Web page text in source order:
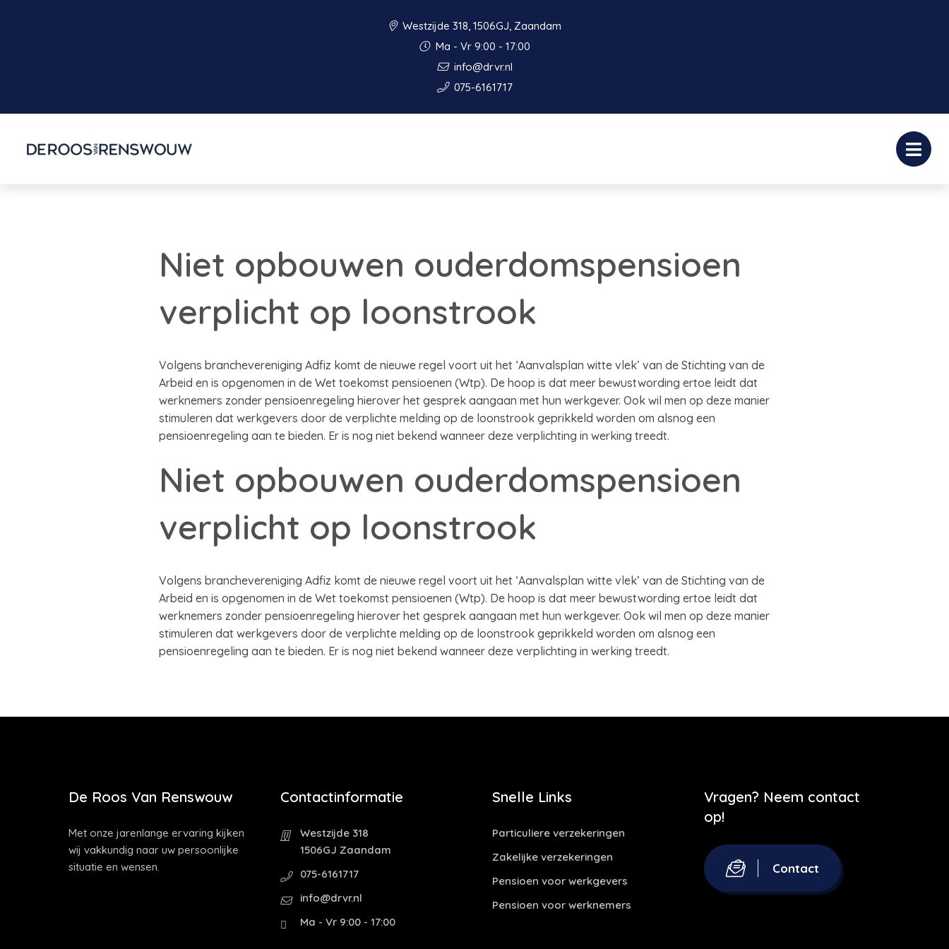
Westzijde 318, 1506GJ, Zaandam
Ma - Vr 9:00 - 17:00
info@drvr.nl
075-6161717
Niet opbouwen ouderdomspensioen
verplicht op loonstrook
Volgens branchevereniging Adfiz komt de nieuwe regel voort uit het ‘Aanvalsplan witte vlek’ van de Stichting van de
Arbeid en is opgenomen in de Wet toekomst pensioenen (Wtp). De hoop is dat meer bewustwording ertoe leidt dat
werknemers zonder pensioenregeling hierover het gesprek aangaan met hun werkgever. Ook wil men op deze manier
stimuleren dat werkgevers door de verplichte melding op de loonstrook geprikkeld worden om alsnog een
pensioenregeling aan te bieden. Er is nog niet bekend wanneer deze verplichting in werking treedt.
Niet opbouwen ouderdomspensioen
verplicht op loonstrook
Volgens branchevereniging Adfiz komt de nieuwe regel voort uit het ‘Aanvalsplan witte vlek’ van de Stichting van de
Arbeid en is opgenomen in de Wet toekomst pensioenen (Wtp). De hoop is dat meer bewustwording ertoe leidt dat
werknemers zonder pensioenregeling hierover het gesprek aangaan met hun werkgever. Ook wil men op deze manier
stimuleren dat werkgevers door de verplichte melding op de loonstrook geprikkeld worden om alsnog een
pensioenregeling aan te bieden. Er is nog niet bekend wanneer deze verplichting in werking treedt.
De Roos Van Renswouw
Met onze jarenlange ervaring kijken
wij vakkundig naar uw persoonlijke
situatie en wensen.
Contactinformatie
Westzijde 318
1506GJ Zaandam
075-6161717
info@drvr.nl
Ma - Vr 9:00 - 17:00
Snelle Links
Particuliere verzekeringen
Zakelijke verzekeringen
Pensioen voor werkgevers
Pensioen voor werknemers
Vragen? Neem contact
op!
Contact